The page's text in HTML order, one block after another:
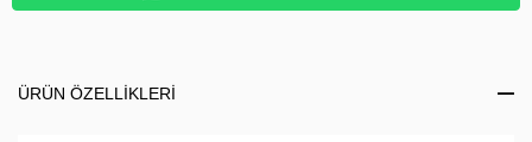
ÜRÜN ÖZELLIKLERI